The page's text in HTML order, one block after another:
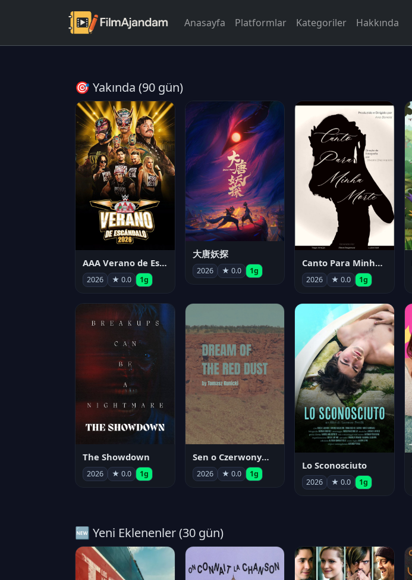
Anasayfa Platformlar Kategoriler Hakkında
🎯 Yakında (90 gün)
AAA Verano de Escándalo 2026 - Week 3
2026 ★ 0.0 1g
大唐妖探
2026 ★ 0.0 1g
Canto Para Minha Morte
2026 ★ 0.0 1g
The Showdown
2026 ★ 0.0 1g
Sen o Czerwonym Pyle
2026 ★ 0.0 1g
Lo Sconosciuto
2026 ★ 0.0 1g
🆕 Yeni Eklenenler (30 gün)